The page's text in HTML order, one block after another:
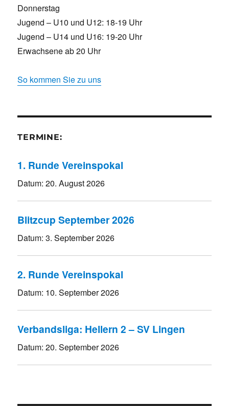
Donnerstag
Jugend – U10 und U12: 18-19 Uhr
Jugend – U14 und U16: 19-20 Uhr
Erwachsene ab 20 Uhr
So kommen Sie zu uns
TERMINE:
1. Runde Vereinspokal
Datum:20. August 2026
Blitzcup September 2026
Datum:3. September 2026
2. Runde Vereinspokal
Datum: 10. September 2026
Verbandsliga: Hellern 2 – SV Lingen
Datum:20. September 2026